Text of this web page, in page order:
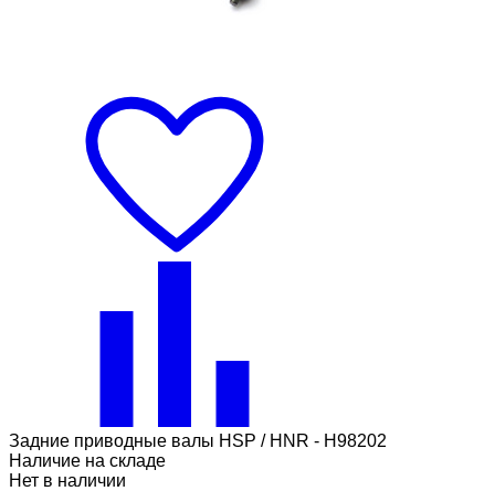
Задние приводные валы HSP / HNR - H98202
Наличие на складе
Нет в наличии